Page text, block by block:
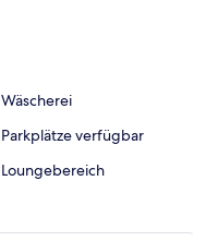
Wäscherei
Parkplätze verfügbar
Loungebereich